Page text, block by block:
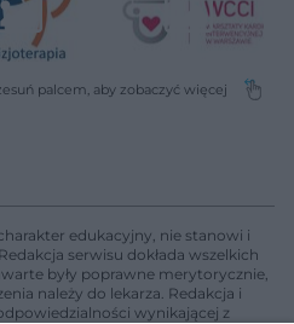
edukacyjny, nie stanowi i
serwisu dokłada wszelkich
były poprawne merytorycznie,
należy do lekarza. Redakcja i
wynikającej z